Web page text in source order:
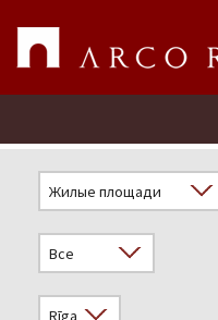
Оценка недвижимости